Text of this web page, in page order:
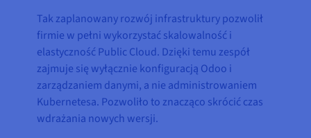
Tak zaplanowany rozwój infrastruktury pozwolił
firmie w pełni wykorzystać skalowalność i
elastyczność Public Cloud. Dzięki temu zespół
zajmuje się wyłącznie konfiguracją Odoo i
zarządzaniem danymi, a nie administrowaniem
Kubernetesa. Pozwoliło to znacząco skrócić czas
wdrażania nowych wersji.